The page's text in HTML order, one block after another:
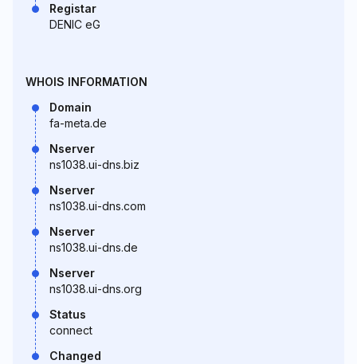
Registar
DENIC eG
WHOIS INFORMATION
Domain
fa-meta.de
Nserver
ns1038.ui-dns.biz
Nserver
ns1038.ui-dns.com
Nserver
ns1038.ui-dns.de
Nserver
ns1038.ui-dns.org
Status
connect
Changed